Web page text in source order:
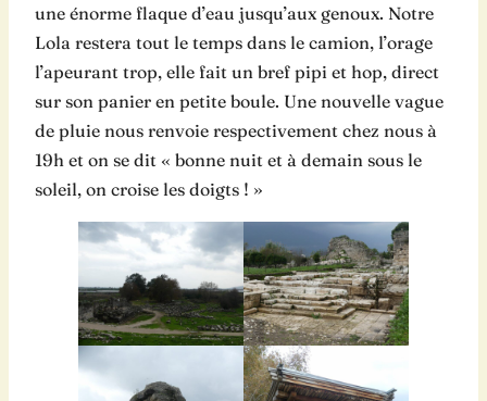
une énorme flaque d’eau jusqu’aux genoux. Notre
Lola restera tout le temps dans le camion, l’orage
l’apeurant trop, elle fait un bref pipi et hop, direct
sur son panier en petite boule. Une nouvelle vague
de pluie nous renvoie respectivement chez nous à
19h et on se dit « bonne nuit et à demain sous le
soleil, on croise les doigts ! »